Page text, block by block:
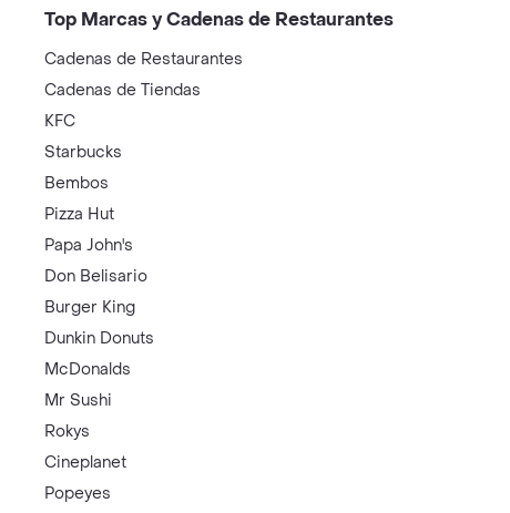
Top Marcas y Cadenas de Restaurantes
Cadenas de Restaurantes
Cadenas de Tiendas
KFC
Starbucks
Bembos
Pizza Hut
Papa John's
Don Belisario
Burger King
Dunkin Donuts
McDonalds
Mr Sushi
Rokys
Cineplanet
Popeyes